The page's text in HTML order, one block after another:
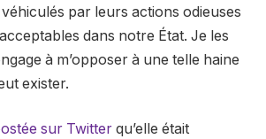
par leurs actions odieuses
dans notre État. Je les
à m’opposer à une telle haine
exister.
sur Twitter qu’elle était